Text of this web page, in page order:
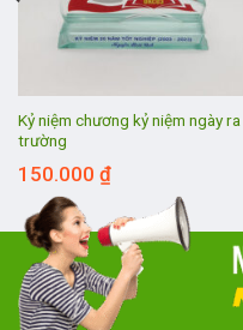
Kỷ niệm chương kỷ niệm ngày ra
trường
150.000 ₫